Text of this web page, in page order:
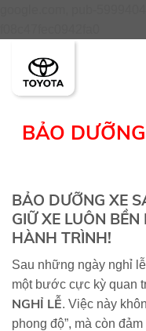
BẢO
BẢO DƯỠNG XE
GIỮ XE LUÔN
HÀNH TRÌNH!
Sau những ngày nghỉ
một bước cực kỳ quan
NGHỈ LỄ. Việc này
phong độ”, mà còn